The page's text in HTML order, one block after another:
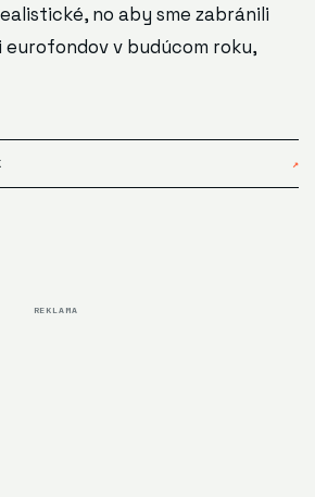
no aby sme zabránili
v budúcom roku,
↗
REKLAMA